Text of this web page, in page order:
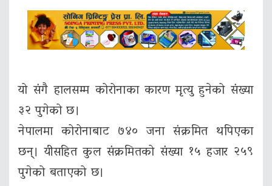
यो संगै हालसम्म कोरोनाका कारण मृत्यु हुनेको संख्या
३२ पुगेको छ।
नेपालमा कोरोनाबाट ७४० जना संक्रमित थपिएका
छन्। यीसहित कुल संक्रमितको संख्या १५ हजार २५९
पुगेको बताएको छ।